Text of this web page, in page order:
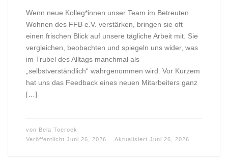
Wenn neue Kolleg*innen unser Team im Betreuten
Wohnen des FFB e.V. verstärken, bringen sie oft
einen frischen Blick auf unsere tägliche Arbeit mit. Sie
vergleichen, beobachten und spiegeln uns wider, was
im Trubel des Alltags manchmal als
„selbstverständlich“ wahrgenommen wird. Vor Kurzem
hat uns das Feedback eines neuen Mitarbeiters ganz
[…]
von Bela Toeroek
Veröffentlicht Juni 26, 2026 Aktualisiert Juni 26, 2026